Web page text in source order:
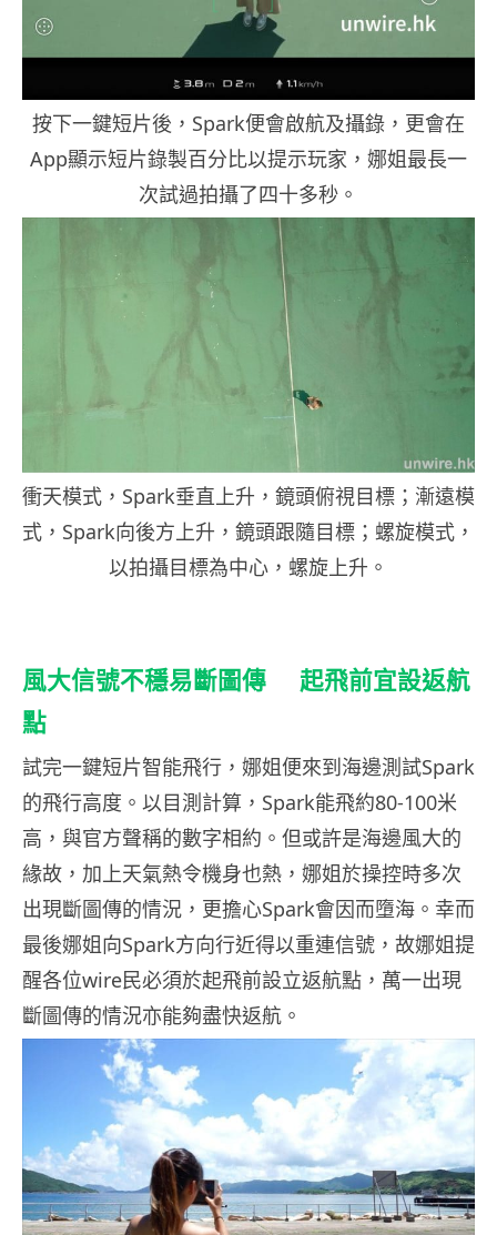
按下一鍵短片後，Spark便會啟航及攝錄，更會在
App顯示短片錄製百分比以提示玩家，娜姐最長一
次試過拍攝了四十多秒。
衝天模式，Spark垂直上升，鏡頭俯視目標；漸遠模
式，Spark向後方上升，鏡頭跟隨目標；螺旋模式，
以拍攝目標為中心，螺旋上升。
風大信號不穩易斷圖傳 起飛前宜設返航
點
試完一鍵短片智能飛行，娜姐便來到海邊測試Spark
的飛行高度。以目測計算，Spark能飛約80-100米
高，與官方聲稱的數字相約。但或許是海邊風大的
緣故，加上天氣熱令機身也熱，娜姐於操控時多次
出現斷圖傳的情況，更擔心Spark會因而墮海。幸而
最後娜姐向Spark方向行近得以重連信號，故娜姐提
醒各位wire民必須於起飛前設立返航點，萬一出現
斷圖傳的情況亦能夠盡快返航。